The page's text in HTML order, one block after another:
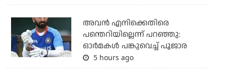
അവന്‍ എനിക്കെതിരെ
പന്തെറിയില്ലെന്ന് പറഞ്ഞു:
ഓര്‍മകള്‍ പങ്കുവെച്ച് പൂജാര
5 hours ago